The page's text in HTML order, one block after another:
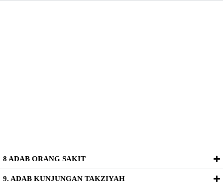
8 ADAB ORANG SAKIT
9. ADAB KUNJUNGAN TAKZIYAH